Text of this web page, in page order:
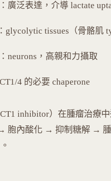
廣泛表達，介導 lactate
glycolytic tissues（骨骼肌
neurons，高親和力攝取
4 的必要 chaperone
inhibitor）在腫瘤治療
胞內酸化 → 抑制糖解 →